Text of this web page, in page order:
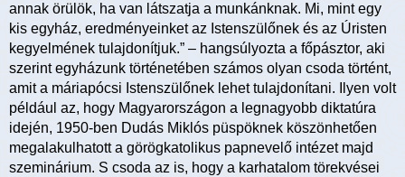
annak örülök, ha van látszatja a munkánknak. Mi, mint egy
kis egyház, eredményeinket az Istenszülőnek és az Úristen
kegyelmének tulajdonítjuk.” – hangsúlyozta a főpásztor, aki
szerint egyházunk történetében számos olyan csoda történt,
amit a máriapócsi Istenszülőnek lehet tulajdonítani. Ilyen volt
például az, hogy Magyarországon a legnagyobb diktatúra
idején, 1950-ben Dudás Miklós püspöknek köszönhetően
megalakulhatott a görögkatolikus papnevelő intézet majd
szeminárium. S csoda az is, hogy a karhatalom törekvései